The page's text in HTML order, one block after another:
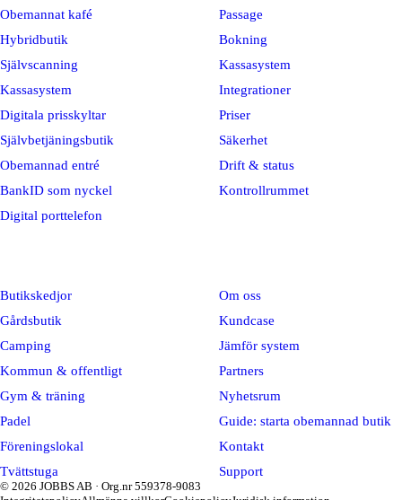
Obemannat kafé
Hybridbutik
Självscanning
Kassasystem
Digitala prisskyltar
Självbetjäningsbutik
Obemannad entré
BankID som nyckel
Digital porttelefon
Passage
Bokning
Kassasystem
Integrationer
Priser
Säkerhet
Drift & status
Kontrollrummet
Butikskedjor
Gårdsbutik
Camping
Kommun & offentligt
Gym & träning
Padel
Föreningslokal
Tvättstuga
Om oss
Kundcase
Jämför system
Partners
Nyhetsrum
Guide: starta obemannad butik
Kontakt
Support
© 2026 JOBBS AB · Org.nr 559378-9083